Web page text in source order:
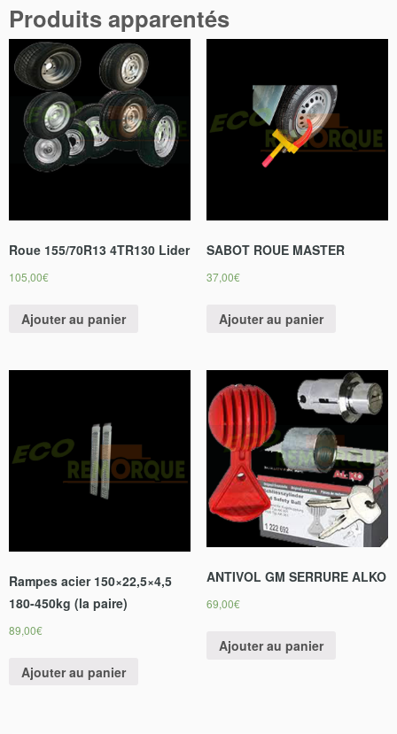
Produits apparentés
Roue 155/70R13 4TR130 Lider
105,00€
Ajouter au panier
SABOT ROUE MASTER
37,00€
Ajouter au panier
Rampes acier 150×22,5×4,5
180-450kg (la paire)
89,00€
Ajouter au panier
ANTIVOL GM SERRURE ALKO
69,00€
Ajouter au panier